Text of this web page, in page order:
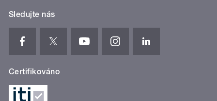
Sledujte nás
Certifikováno